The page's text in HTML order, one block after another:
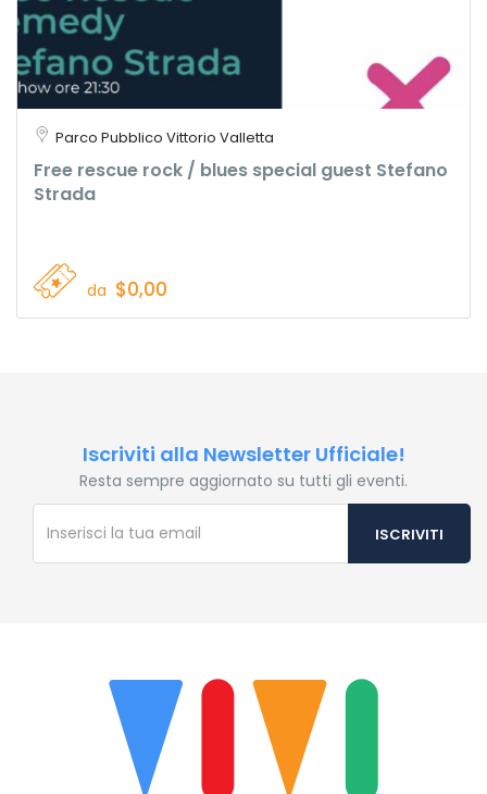
Parco Pubblico Vittorio Valletta
Free rescue rock / blues special guest Stefano
Strada
da $0,00
Iscriviti alla Newsletter Ufficiale!
Resta sempre aggiornato su tutti gli eventi.